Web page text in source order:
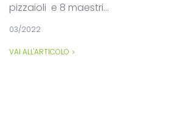
pizzaioli e 8 maestri...
03/2022
VAI ALL'ARTICOLO